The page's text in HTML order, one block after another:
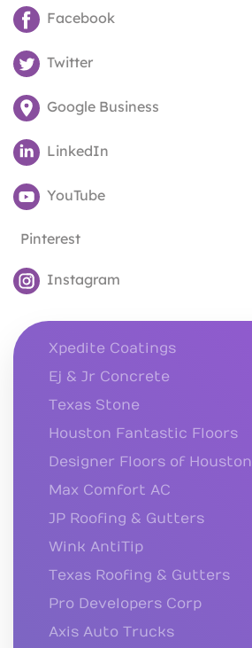
Facebook
Twitter
Google Business
LinkedIn
YouTube
Pinterest
Instagram
Xpedite Coatings
Ej & Jr Concrete
Texas Stone
Houston Fantastic Floors
Designer Floors of Houston
Max Comfort AC
JP Roofing & Gutters
Wink AntiTip
Texas Roofing & Gutters
Pro Developers Corp
Axis Auto Trucks